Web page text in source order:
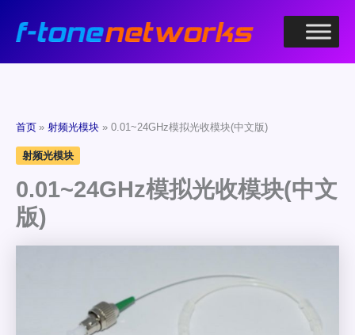
首页 射频光模块 0.01~24GHz模拟光收模块(中文版)
射频光模块
0.01~24GHz模拟光收模块(中文
版)